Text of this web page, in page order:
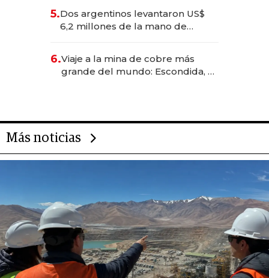
para convertirse en experiencias
transformadoras
5.Dos argentinos levantaron US$
6,2 millones de la mano de
6.Viaje a la mina de cobre más
grande del mundo: Escondida, el
Más noticias